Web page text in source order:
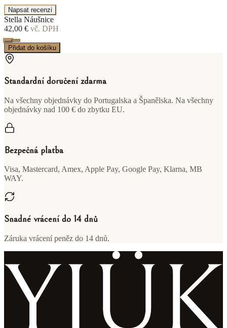
Napsat recenzi
Stella Náušnice
42,00 € vč. DPH
Přidat do košíku
Standardní doručení zdarma
Na všechny objednávky do Portugalska a Španělska. Na všechny
objednávky nad 100 € do zbytku EU.
Bezpečná platba
Visa, Mastercard, Amex, Apple Pay, Google Pay, Klarna, MB
WAY.
Snadné vrácení do 14 dnů
Záruka vrácení peněz do 14 dnů.